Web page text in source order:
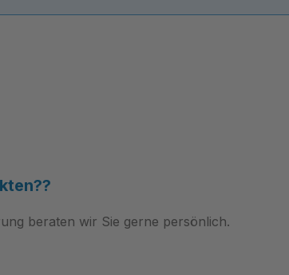
beraten wir Sie gerne persönlich.